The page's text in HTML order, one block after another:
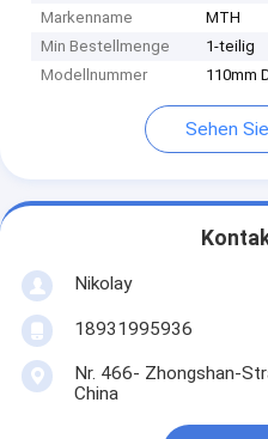
Markenname
MTH
Min Bestellmenge
1-teilig
Modellnummer
110mm
Sehen
Nikolay
18931995936
Nr. 466- Zhongshan-
China